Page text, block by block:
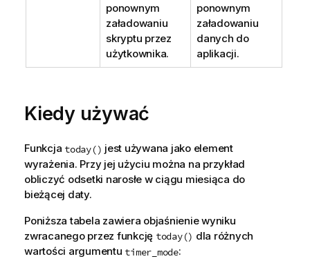
ponownym
załadowaniu
skryptu przez
użytkownika.
ponownym
załadowaniu
danych do
aplikacji.
Kiedy używać
Funkcja today() jest używana jako element
wyrażenia. Przy jej użyciu można na przykład
obliczyć odsetki narosłe w ciągu miesiąca do
bieżącej daty.
Poniższa tabela zawiera objaśnienie wyniku
zwracanego przez funkcję today() dla różnych
wartości argumentu timer_mode: